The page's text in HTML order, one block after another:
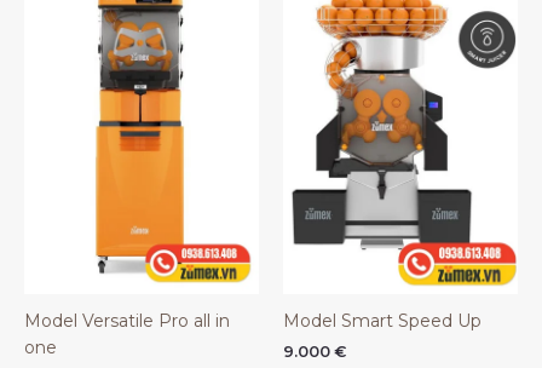
Model Versatile Pro all in
one
Model Smart Speed Up
9.000 €